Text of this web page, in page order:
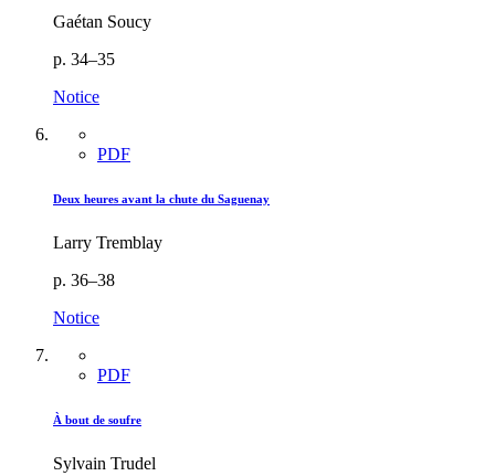
Gaétan Soucy
p. 34–35
Notice
PDF
Deux heures avant la chute du Saguenay
Larry Tremblay
p. 36–38
Notice
PDF
À bout de soufre
Sylvain Trudel